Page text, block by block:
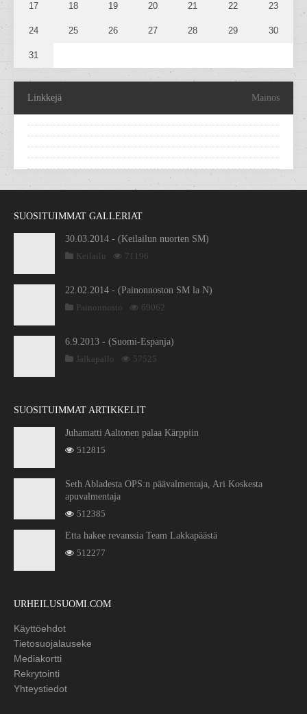
17 18 19 20 21 22 23
24 25 26 27 28 29 30
31
Linkkejä Mainos
SUOSITUIMMAT GALLERIAT
30.03.2014 - (Keilailun nuorten SM)
Keilailu
71196
22.02.2014 - (Painonnoston SM la N)
Painonnosto
69062
6.9.2013 - (Suomi-Espanja)
Jalkapallo
57525
SUOSITUIMMAT ARTIKKELIT
Juhamatti Aaltonen palaa Kärppiin
512815
Seth Abladesta OPS:n päävalmentaja, Ari Koskesta
apuvalmentaja
512385
Etta hakee revanssia Team Lakkapäästä
512277
URHEILUSUOMI.COM
Käyttöehdot
Tietosuojalauseke
Mediakortti
Rekrytointi
Yhteystiedot